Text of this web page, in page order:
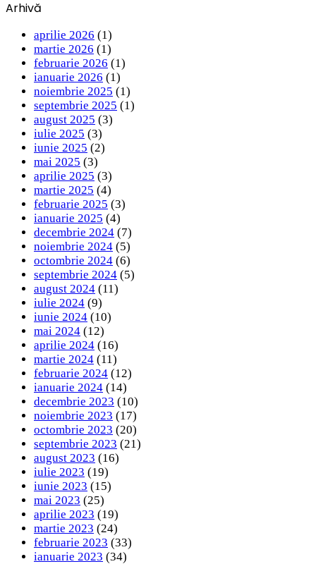
Arhivă
aprilie 2026 (1)
martie 2026 (1)
februarie 2026 (1)
ianuarie 2026 (1)
noiembrie 2025 (1)
septembrie 2025 (1)
august 2025 (3)
iulie 2025 (3)
iunie 2025 (2)
mai 2025 (3)
aprilie 2025 (3)
martie 2025 (4)
februarie 2025 (3)
ianuarie 2025 (4)
decembrie 2024 (7)
noiembrie 2024 (5)
octombrie 2024 (6)
septembrie 2024 (5)
august 2024 (11)
iulie 2024 (9)
iunie 2024 (10)
mai 2024 (12)
aprilie 2024 (16)
martie 2024 (11)
februarie 2024 (12)
ianuarie 2024 (14)
decembrie 2023 (10)
noiembrie 2023 (17)
octombrie 2023 (20)
septembrie 2023 (21)
august 2023 (16)
iulie 2023 (19)
iunie 2023 (15)
mai 2023 (25)
aprilie 2023 (19)
martie 2023 (24)
februarie 2023 (33)
ianuarie 2023 (34)